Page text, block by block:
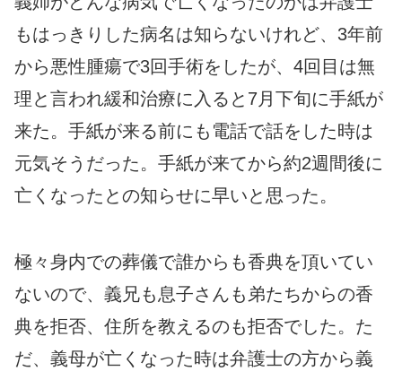
もはっきりした病名は知らないけれど、3年前
から悪性腫瘍で3回手術をしたが、4回目は無
理と言われ緩和治療に入ると7月下旬に手紙が
来た。手紙が来る前にも電話で話をした時は
元気そうだった。手紙が来てから約2週間後に
亡くなったとの知らせに早いと思った。
極々身内での葬儀で誰からも香典を頂いてい
ないので、義兄も息子さんも弟たちからの香
典を拒否、住所を教えるのも拒否でした。た
だ、義母が亡くなった時は弁護士の方から義